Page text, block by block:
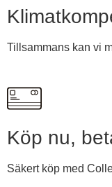
Tillsammans kan vi
Köp nu,
Säkert köp med